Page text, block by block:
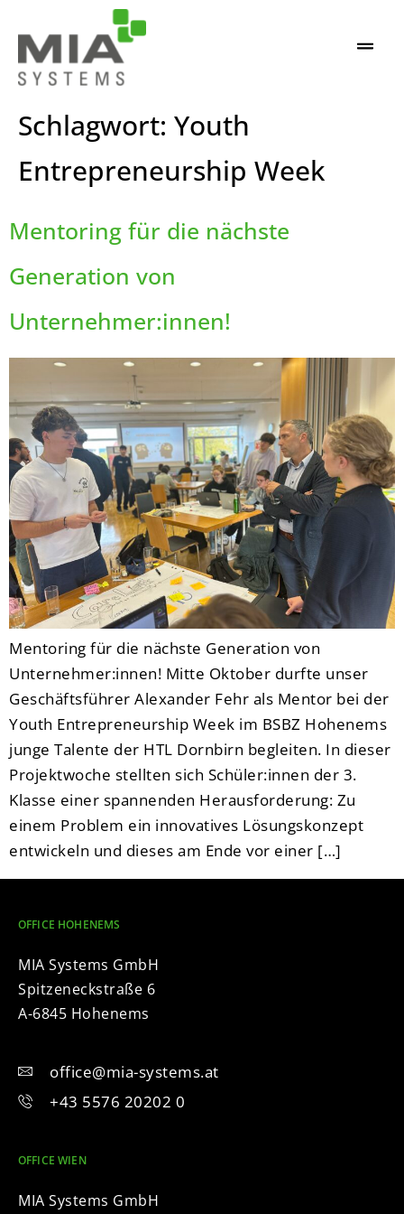
Schlagwort: Youth
Entrepreneurship Week
Mentoring für die nächste
Generation von
Unternehmer:innen!
Mentoring für die nächste Generation von
Unternehmer:innen! Mitte Oktober durfte unser
Geschäftsführer Alexander Fehr als Mentor bei der
Youth Entrepreneurship Week im BSBZ Hohenems
junge Talente der HTL Dornbirn begleiten. In dieser
Projektwoche stellten sich Schüler:innen der 3.
Klasse einer spannenden Herausforderung: Zu
einem Problem ein innovatives Lösungskonzept
entwickeln und dieses am Ende vor einer […]
OFFICE HOHENEMS
MIA Systems GmbH
Spitzeneckstraße 6
A-6845 Hohenems
office@mia-systems.at
+43 5576 20202 0
OFFICE WIEN
MIA Systems GmbH